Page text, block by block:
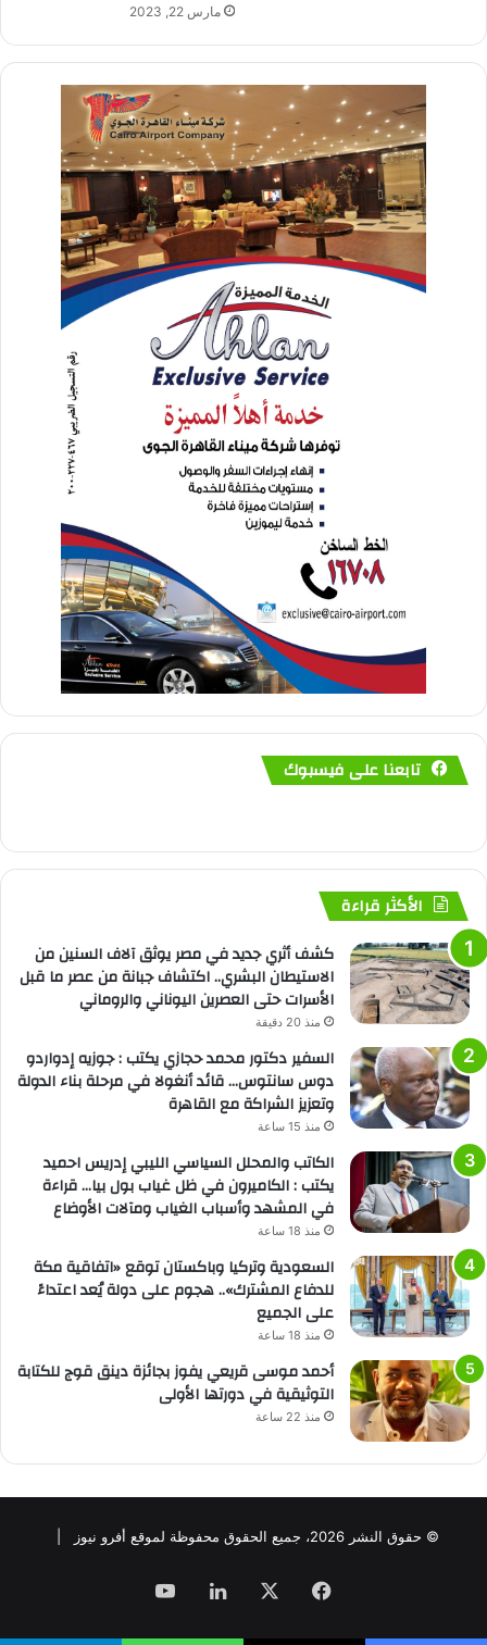
مارس 22, 2023
تابعنا على فيسبوك
الأكثر قراءة
كشف أثري جديد في مصر يوثق آلاف السنين من
الاستيطان البشري.. اكتشاف جبانة من عصر ما قبل
الأسرات حتى العصرين اليوناني والروماني
منذ 20 دقيقة
السفير دكتور محمد حجازي يكتب : جوزيه إدواردو
دوس سانتوس… قائد أنغولا في مرحلة بناء الدولة
وتعزيز الشراكة مع القاهرة
منذ 15 ساعة
الكاتب والمحلل السياسي الليبي إدريس احميد
يكتب : الكاميرون في ظل غياب بول بيا… قراءة
في المشهد وأسباب الغياب ومآلات الأوضاع
منذ 18 ساعة
السعودية وتركيا وباكستان توقع «اتفاقية مكة
للدفاع المشترك».. هجوم على دولة يُعد اعتداءً
على الجميع
منذ 18 ساعة
أحمد موسى قريعي يفوز بجائزة دينق قوج للكتابة
التوثيقية في دورتها الأولى
منذ 22 ساعة
© حقوق النشر 2026، جميع الحقوق محفوظة لموقع أفرو نيوز |
فيسبوك لينكدإن